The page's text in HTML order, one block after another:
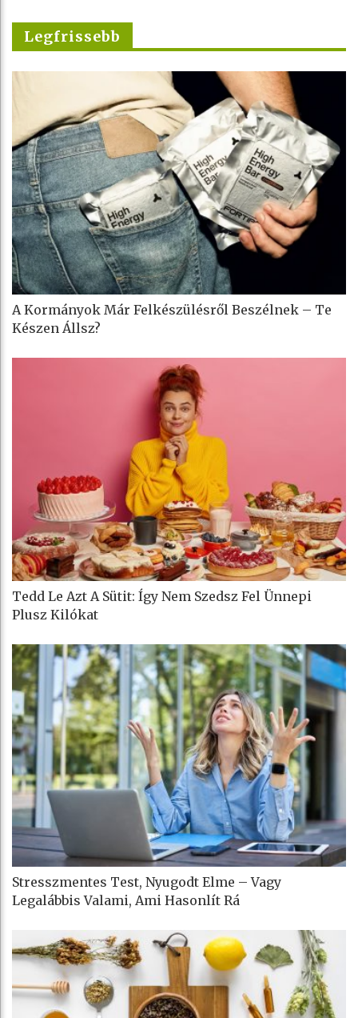
Legfrissebb
A Kormányok Már Felkészülésről Beszélnek – Te
Készen Állsz?
Tedd Le Azt A Sütit: Így Nem Szedsz Fel Ünnepi
Plusz Kilókat
Stresszmentes Test, Nyugodt Elme – Vagy
Legalábbis Valami, Ami Hasonlít Rá